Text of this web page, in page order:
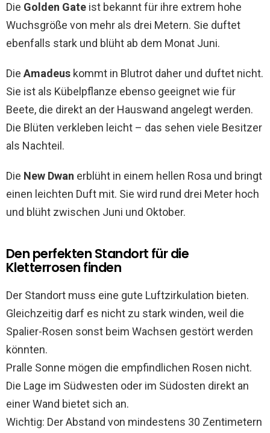
Die Golden Gate ist bekannt für ihre extrem hohe
Wuchsgröße von mehr als drei Metern. Sie duftet
ebenfalls stark und blüht ab dem Monat Juni.
Die Amadeus kommt in Blutrot daher und duftet nicht.
Sie ist als Kübelpflanze ebenso geeignet wie für
Beete, die direkt an der Hauswand angelegt werden.
Die Blüten verkleben leicht – das sehen viele Besitzer
als Nachteil.
Die New Dwan erblüht in einem hellen Rosa und bringt
einen leichten Duft mit. Sie wird rund drei Meter hoch
und blüht zwischen Juni und Oktober.
Den perfekten Standort für die
Kletterrosen finden
Der Standort muss eine gute Luftzirkulation bieten.
Gleichzeitig darf es nicht zu stark winden, weil die
Spalier-Rosen sonst beim Wachsen gestört werden
könnten.
Pralle Sonne mögen die empfindlichen Rosen nicht.
Die Lage im Südwesten oder im Südosten direkt an
einer Wand bietet sich an.
Wichtig: Der Abstand von mindestens 30 Zentimetern